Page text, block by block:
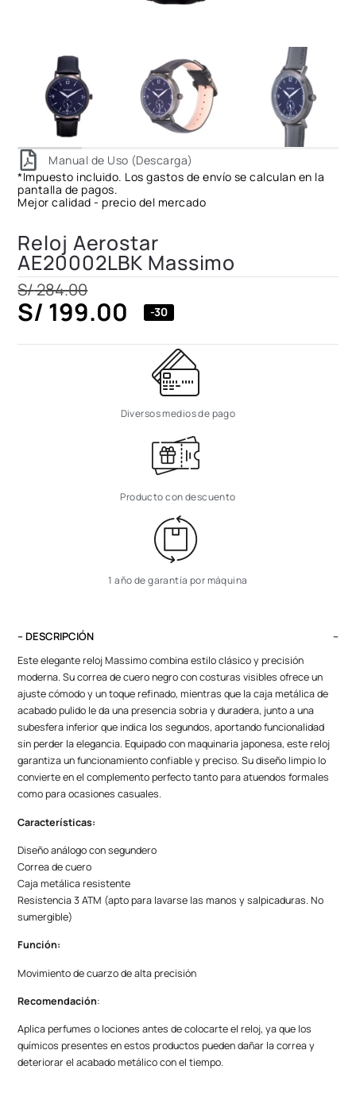
Manual de Uso (Descarga)
*Impuesto incluido. Los gastos de envío se calculan en la
pantalla de pagos.
Mejor calidad - precio del mercado
Reloj Aerostar
AE20002LBK Massimo
S/284.00
S/ 199.00 -30
Diversos medios de pago
Producto con descuento
1 año de garantía por máquina
– DESCRIPCIÓN
Este elegante reloj Massimo combina estilo clásico y precisión
moderna. Su correa de cuero negro con costuras visibles ofrece un
ajuste cómodo y un toque refinado, mientras que la caja metálica de
acabado pulido le da una presencia sobria y duradera, junto a una
subesfera inferior que indica los segundos, aportando funcionalidad
sin perder la elegancia. Equipado con maquinaria japonesa, este reloj
garantiza un funcionamiento confiable y preciso. Su diseño limpio lo
convierte en el complemento perfecto tanto para atuendos formales
como para ocasiones casuales.
Características:
Diseño análogo con segundero
Correa de cuero
Caja metálica resistente
Resistencia 3 ATM (apto para lavarse las manos y salpicaduras. No
sumergible)
Función:
Movimiento de cuarzo de alta precisión
Recomendación:
Aplica perfumes o lociones antes de colocarte el reloj, ya que los
químicos presentes en estos productos pueden dañar la correa y
deteriorar el acabado metálico con el tiempo.